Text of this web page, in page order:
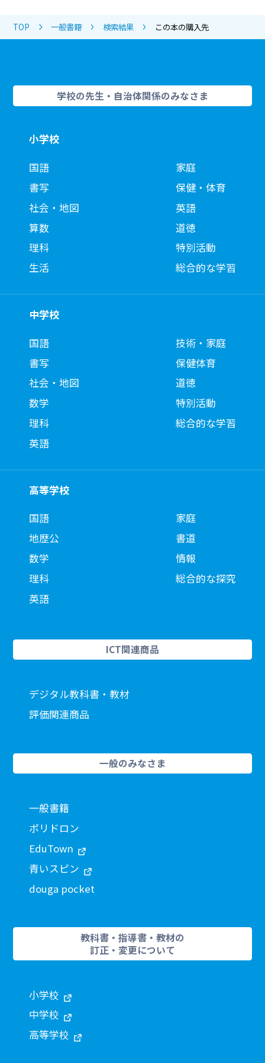
TOP 一般書籍 検索結果 この本の購入先
学校の先生・自治体関係のみなさま
小学校
国語
書写
社会・地図
算数
理科
生活
家庭
保健・体育
英語
道徳
特別活動
総合的な学習
中学校
国語
書写
社会・地図
数学
理科
英語
技術・家庭
保健体育
道徳
特別活動
総合的な学習
高等学校
国語
地歴公
数学
理科
英語
家庭
書道
情報
総合的な探究
ICT関連商品
デジタル教科書・教材
評価関連商品
一般のみなさま
一般書籍
ポリドロン
EduTown
青いスピン
douga pocket
教科書・指導書・教材の
訂正・変更について
小学校
中学校
高等学校